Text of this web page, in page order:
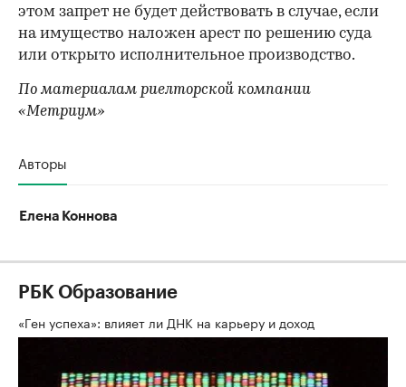
этом запрет не будет действовать в случае, если
на имущество наложен арест по решению суда
или открыто исполнительное производство.
По материалам риелторской компании
«Метриум»
Авторы
Елена Коннова
РБК Образование
«Ген успеха»: влияет ли ДНК на карьеру и доход